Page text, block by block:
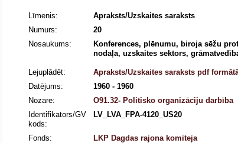
Līmenis:
Apraksts/Uzskaites saraksts
Numurs:
20
Nosaukums:
Konferences, plēnumu, biroja sēžu
nodaļa, uzskaites sektors,
Lejuplādēt:
Apraksts/Uzskaites saraksts pdf
Datējums:
1960 - 1960
Nozare:
O91.32- Politisko organizāciju darbība
Identifikators/GV
kods:
LV_LVA_FPA-4120_US20
Fonds: LKP Dagdas rajona komiteja